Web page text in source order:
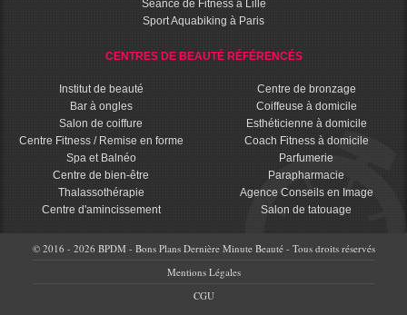
Séance de Fitness à Lille
Sport Aquabiking à Paris
CENTRES DE BEAUTÉ RÉFÉRENCÉS
Institut de beauté
Bar à ongles
Salon de coiffure
Centre Fitness / Remise en forme
Spa et Balnéo
Centre de bien-être
Thalassothérapie
Centre d'amincissement
Centre de bronzage
Coiffeuse à domicile
Esthéticienne à domicile
Coach Fitness à domicile
Parfumerie
Parapharmacie
Agence Conseils en Image
Salon de tatouage
© 2016 - 2026 BPDM - Bons Plans Dernière Minute Beauté - Tous droits réservés
Mentions Légales
CGU